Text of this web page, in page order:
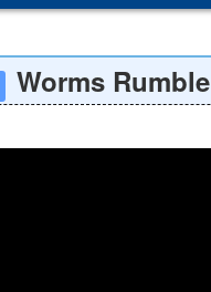
Worms Rumble